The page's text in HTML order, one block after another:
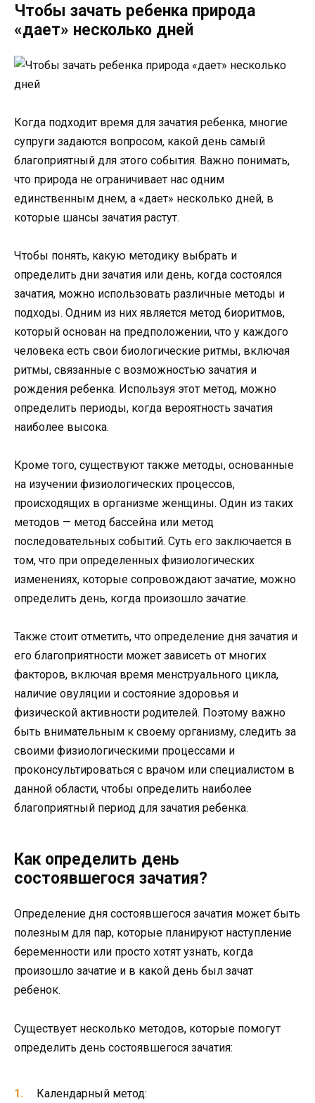
Чтобы зачать ребенка природа
«дает» несколько дней
Когда подходит время для зачатия ребенка, многие
супруги задаются вопросом, какой день самый
благоприятный для этого события. Важно понимать,
что природа не ограничивает нас одним
единственным днем, а «дает» несколько дней, в
которые шансы зачатия растут.
Чтобы понять, какую методику выбрать и
определить дни зачатия или день, когда состоялся
зачатия, можно использовать различные методы и
подходы. Одним из них является метод биоритмов,
который основан на предположении, что у каждого
человека есть свои биологические ритмы, включая
ритмы, связанные с возможностью зачатия и
рождения ребенка. Используя этот метод, можно
определить периоды, когда вероятность зачатия
наиболее высока.
Кроме того, существуют также методы, основанные
на изучении физиологических процессов,
происходящих в организме женщины. Один из таких
методов — метод бассейна или метод
последовательных событий. Суть его заключается в
том, что при определенных физиологических
изменениях, которые сопровождают зачатие, можно
определить день, когда произошло зачатие.
Также стоит отметить, что определение дня зачатия и
его благоприятности может зависеть от многих
факторов, включая время менструального цикла,
наличие овуляции и состояние здоровья и
физической активности родителей. Поэтому важно
быть внимательным к своему организму, следить за
своими физиологическими процессами и
проконсультироваться с врачом или специалистом в
данной области, чтобы определить наиболее
благоприятный период для зачатия ребенка.
Как определить день
состоявшегося зачатия?
Определение дня состоявшегося зачатия может быть
полезным для пар, которые планируют наступление
беременности или просто хотят узнать, когда
произошло зачатие и в какой день был зачат
ребенок.
Существует несколько методов, которые помогут
определить день состоявшегося зачатия:
Календарный метод: